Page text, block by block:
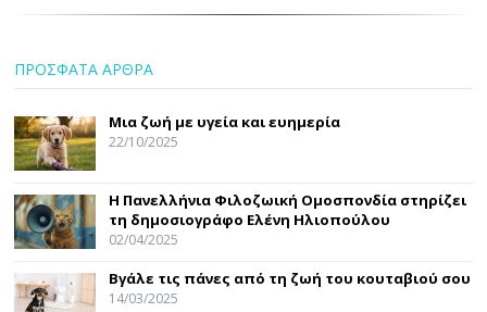
ΠΡΟΣΦΑΤΑ ΑΡΘΡΑ
Μια ζωή με υγεία και ευημερία
22/10/2025
Η Πανελλήνια Φιλοζωική Ομοσπονδία στηρίζει
τη δημοσιογράφο Ελένη Ηλιοπούλου
02/04/2025
Βγάλε τις πάνες από τη ζωή του κουταβιού σου
14/03/2025